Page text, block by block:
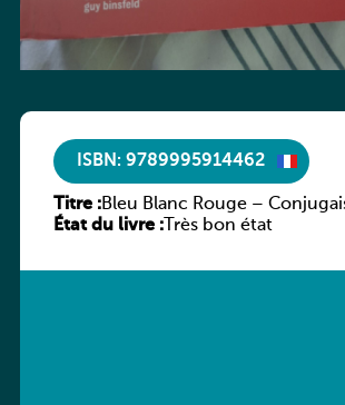
ISBN: 9789995914462
Titre :Bleu Blanc Rouge –
État du livre :Très bon état